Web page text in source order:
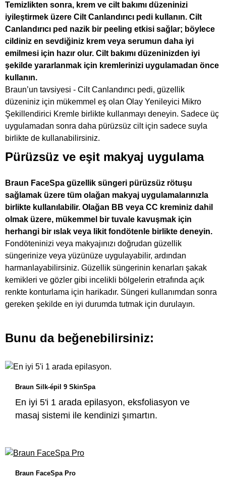
Temizlikten sonra, krem ve cilt bakımı düzeninizi
iyileştirmek üzere Cilt Canlandırıcı pedi kullanın. Cilt
Canlandırıcı ped nazik bir peeling etkisi sağlar; böylece
cildiniz en sevdiğiniz krem veya serumun daha iyi
emilmesi için hazır olur. Cilt bakımı düzeninizden iyi
şekilde yararlanmak için kremlerinizi uygulamadan önce
kullanın.
Braun’un tavsiyesi - Cilt Canlandırıcı pedi, güzellik
düzeniniz için mükemmel eş olan Olay Yenileyici Mikro
Şekillendirici Kremle birlikte kullanmayı deneyin. Sadece üç
uygulamadan sonra daha pürüzsüz cilt için sadece suyla
birlikte de kullanabilirsiniz.
Pürüzsüz ve eşit makyaj uygulama
Braun FaceSpa güzellik süngeri pürüzsüz rötuşu
sağlamak üzere tüm olağan makyaj uygulamalarınızla
birlikte kullanılabilir. Olağan BB veya CC kreminiz dahil
olmak üzere, mükemmel bir tuvale kavuşmak için
herhangi bir ıslak veya likit fondötenle birlikte deneyin.
Fondöteninizi veya makyajınızı doğrudan güzellik
süngerinize veya yüzünüze uygulayabilir, ardından
harmanlayabilirsiniz. Güzellik süngerinin kenarları şakak
kemikleri ve gözler gibi incelikli bölgelerin etrafında açık
renkte konturlama için harikadır. Süngeri kullanımdan sonra
gereken şekilde en iyi durumda tutmak için durulayın.
Bunu da beğenebilirsiniz:
Braun Silk-épil 9 SkinSpa
En iyi 5'i 1 arada epilasyon, eksfoliasyon ve
masaj sistemi ile kendinizi şımartın.
Braun FaceSpa Pro